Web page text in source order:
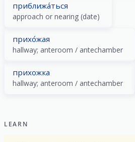
приближа́ться
approach or nearing (date)
прихо́жая
hallway; anteroom / antechamber
прихожка
hallway; anteroom / antechamber
LEARN